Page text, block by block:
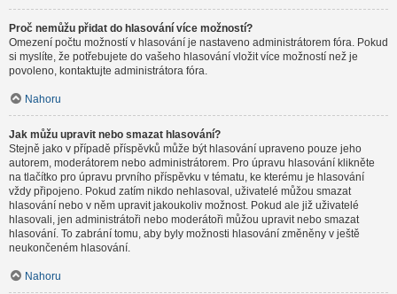
Proč nemůžu přidat do hlasování více možností?
Omezení počtu možností v hlasování je nastaveno administrátorem fóra. Pokud
si myslíte, že potřebujete do vašeho hlasování vložit více možností než je
povoleno, kontaktujte administrátora fóra.
Nahoru
Jak můžu upravit nebo smazat hlasování?
Stejně jako v případě příspěvků může být hlasování upraveno pouze jeho
autorem, moderátorem nebo administrátorem. Pro úpravu hlasování klikněte
na tlačítko pro úpravu prvního příspěvku v tématu, ke kterému je hlasování
vždy připojeno. Pokud zatím nikdo nehlasoval, uživatelé můžou smazat
hlasování nebo v něm upravit jakoukoliv možnost. Pokud ale již uživatelé
hlasovali, jen administrátoři nebo moderátoři můžou upravit nebo smazat
hlasování. To zabrání tomu, aby byly možnosti hlasování změněny v ještě
neukončeném hlasování.
Nahoru